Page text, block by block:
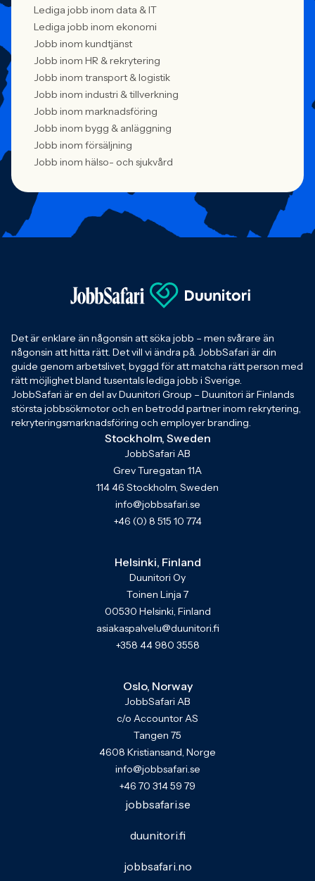
Lediga jobb inom data & IT
Lediga jobb inom ekonomi
Jobb inom kundtjänst
Jobb inom HR & rekrytering
Jobb inom transport & logistik
Jobb inom industri & tillverkning
Jobb inom marknadsföring
Jobb inom bygg & anläggning
Jobb inom försäljning
Jobb inom hälso- och sjukvård
Det är enklare än någonsin att söka jobb – men svårare än
någonsin att hitta rätt. Det vill vi ändra på. JobbSafari är din
guide genom arbetslivet, byggd för att matcha rätt person med
rätt möjlighet bland tusentals lediga jobb i Sverige.
JobbSafari är en del av Duunitori Group – Duunitori är Finlands
största jobbsökmotor och en betrodd partner inom rekrytering,
rekryteringsmarknadsföring och employer branding.
Stockholm, Sweden
JobbSafari AB
Grev Turegatan 11A
114 46 Stockholm, Sweden
info@jobbsafari.se
+46 (0) 8 515 10 774
Helsinki, Finland
Duunitori Oy
Toinen Linja 7
00530 Helsinki, Finland
asiakaspalvelu@duunitori.fi
+358 44 980 3558
Oslo, Norway
JobbSafari AB
c/o Accountor AS
Tangen 75
4608 Kristiansand, Norge
info@jobbsafari.se
+46 70 314 59 79
jobbsafari.se
duunitori.fi
jobbsafari.no